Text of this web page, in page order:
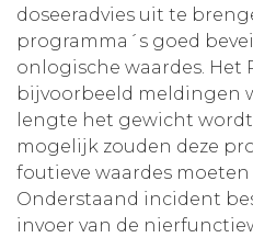
Winkelwagentje
Aanmelden
Toegang
doseeradvies uit te
programma´s goed
onlogische waardes. Het
bijvoorbeeld meldingen
lengte het gewicht
mogelijk zouden deze
foutieve waardes
Onderstaand incident
invoer van de